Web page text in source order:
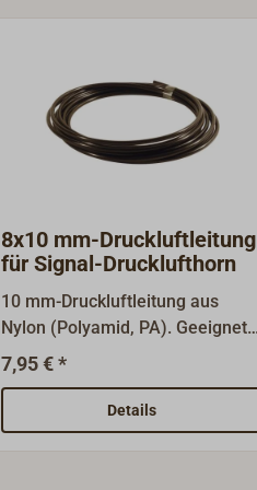
8x10 mm-Druckluftleitung
für Signal-Drucklufthorn
10 mm-Druckluftleitung aus
Nylon (Polyamid, PA). Geeignet
für die Verwendung an einem
Signal-Drucklufthorn oder
andere Druckluft-
Anwendungen.Die
7,95 € *
Details